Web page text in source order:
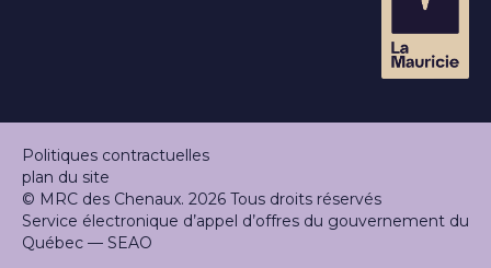
Politiques contractuelles
plan du site
© MRC des Chenaux. 2026 Tous droits réservés
Service électronique d’appel d’offres du gouvernement du
Québec — SEAO